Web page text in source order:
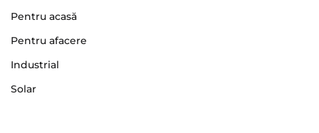
Pentru acasă
Pentru afacere
Industrial
Solar